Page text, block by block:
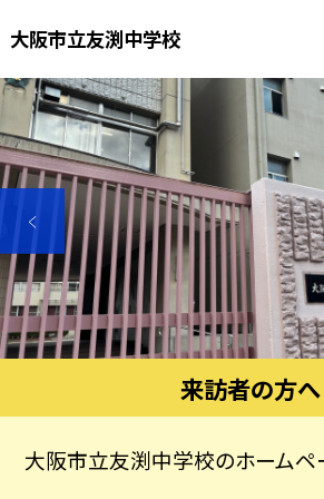
大阪市立友渕中学校
来訪者の方へ
大阪市立友渕中学校のホームペ